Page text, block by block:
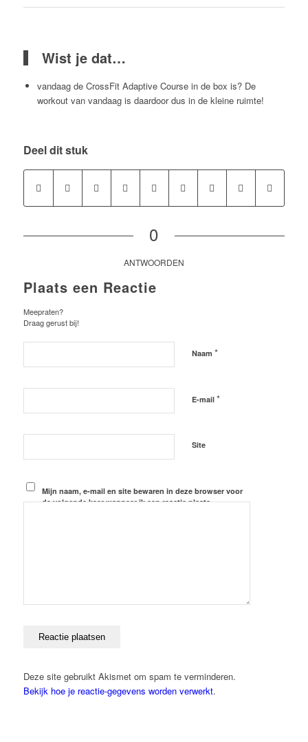
Wist je dat…
vandaag de CrossFit Adaptive Course in de box is? De
workout van vandaag is daardoor dus in de kleine ruimte!
Deel dit stuk
0
ANTWOORDEN
Plaats een Reactie
Meepraten?
Draag gerust bij!
Naam *
E-mail *
Site
Mijn naam, e-mail en site bewaren in deze browser voor
de volgende keer wanneer ik een reactie plaats.
Deze site gebruikt Akismet om spam te verminderen.
Bekijk hoe je reactie-gegevens worden verwerkt.